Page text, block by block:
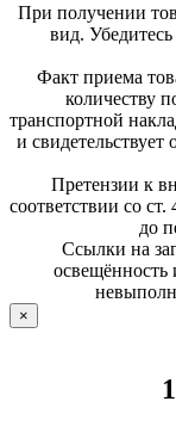
При получении
вид.
Факт приема
количеству
транспортной
и свидетельствует
Претензии к
соответствии со
до
Ссылки на
освещённость
×